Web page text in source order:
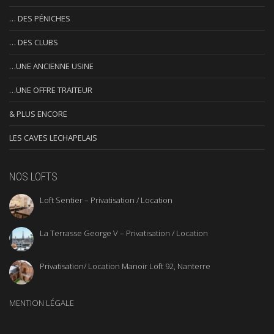
… DES PÉNICHES
… DES CLUBS
…UNE ANCIENNE USINE
…UNE OFFRE TRAITEUR
& PLUS ENCORE
LES CAVES LECHAPELAIS
NOS LOFTS
Loft Sentier – Privatisation / Location
La Terrasse George V – Privatisation / Location
Privatisation/ Location Manoir Loft 92, Nanterre
MENTION LÉGALE